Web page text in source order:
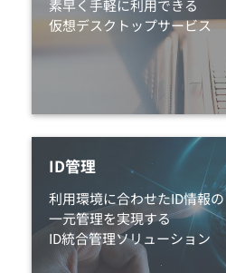
素早く手軽に利用できる
仮想デスクトップサービス
ID管理
利用環境に合わせたID情報の
一元管理を実現する
ID統合管理ソリューション